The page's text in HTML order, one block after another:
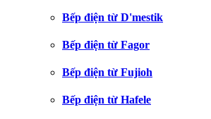
Bếp điện từ D'mestik
Bếp điện từ Fagor
Bếp điện từ Fujioh
Bếp điện từ Hafele